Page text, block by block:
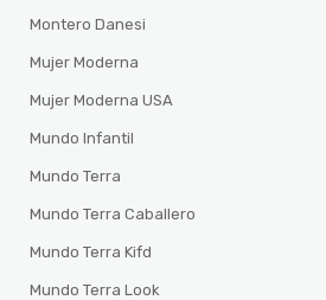
Montero Danesi
Mujer Moderna
Mujer Moderna USA
Mundo Infantil
Mundo Terra
Mundo Terra Caballero
Mundo Terra Kifd
Mundo Terra Look